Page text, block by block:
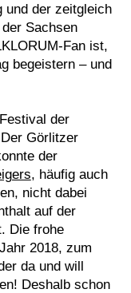
und der zeitgleich
Sachsen
Fan ist,
begeistern – und
der
Görlitzer
der
, häufig auch
nicht dabei
auf der
Die frohe
2018, zum
da und will
Deshalb schon